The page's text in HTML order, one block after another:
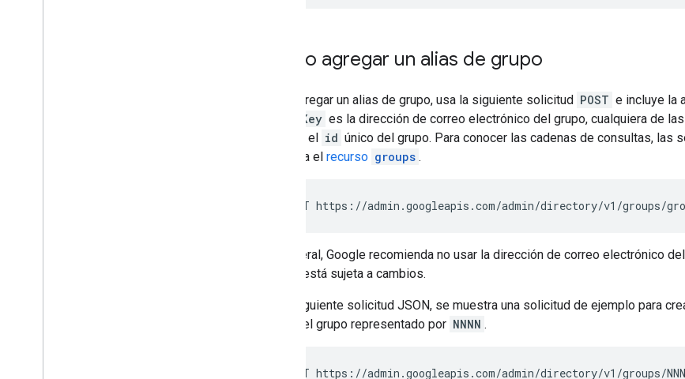
Cómo agregar un alias de grupo
Para agregar un alias de grupo, usa la siguiente solicitud POST e incluye la
groupKey es la dirección de correo electrónico del grupo, cualquiera de
grupo o el id único del grupo. Para conocer las cadenas de consultas,
consulta el recurso groups .
POST https://admin.googleapis.com/admin/directory/v1/groups/
En general, Google recomienda no usar la dirección de correo electrónico
ya que está sujeta a cambios.
En la siguiente solicitud JSON, se muestra una solicitud de ejemplo para
único del grupo representado por NNNN .